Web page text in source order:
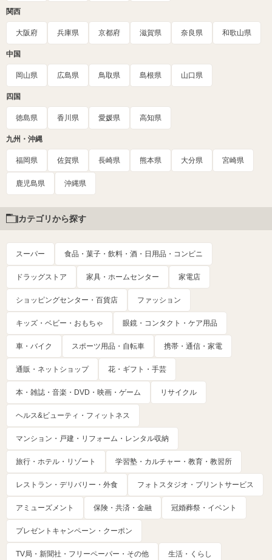
関西
大阪府 兵庫県 京都府 滋賀県 奈良県 和歌山県
中国
岡山県 広島県 鳥取県 島根県 山口県
四国
徳島県 香川県 愛媛県 高知県
九州・沖縄
福岡県 佐賀県 長崎県 熊本県 大分県 宮崎県
鹿児島県 沖縄県
カテゴリから探す
スーパー 食品・菓子・飲料・酒・日用品・コンビニ
ドラッグストア 家具・ホームセンター 家電店
ショッピングセンター・百貨店 ファッション
キッズ・ベビー・おもちゃ 眼鏡・コンタクト・ケア用品
車・バイク スポーツ用品・自転車 携帯・通信・家電
通販・ネットショップ 花・ギフト・手芸
本・雑誌・音楽・DVD・映画・ゲーム リサイクル
ヘルス&ビューティ・フィットネス
マンション・戸建・リフォーム・レンタル収納
旅行・ホテル・リゾート 学習塾・カルチャー・教育・教習所
レストラン・デリバリー・外食 フォトスタジオ・プリントサービス
アミューズメント 保険・共済・金融 冠婚葬祭・イベント
プレゼントキャンペーン・クーポン
TV局・新聞社・フリーペーパー・その他 生活・くらし